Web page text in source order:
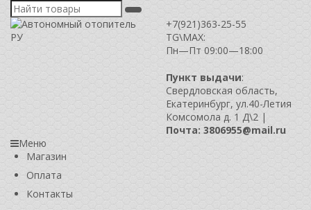
+7(921)363-25-55
TG\MAX:
Пн—Пт 09:00—18:00
Пункт выдачи:
Свердловская область,
Екатеринбург, ул.40-Летия
Комсомола д. 1 Д\2 |
Почта: 3806955@mail.ru
Меню
Магазин
Оплата
Контакты